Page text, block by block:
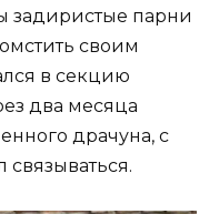
задиристые парни
своим
в секцию
два месяца
драчуна, с
связываться.